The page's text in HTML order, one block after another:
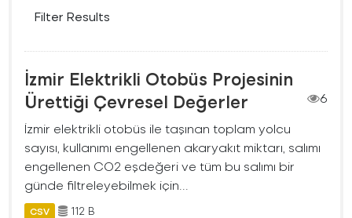
Filter Results
İzmir Elektrikli Otobüs Projesinin
Ürettiği Çevresel Değerler
6
İzmir elektrikli otobüs ile taşınan toplam yolcu
sayısı, kullanımı engellenen akaryakıt miktarı, salımı
engellenen CO2 eşdeğeri ve tüm bu salımı bir
günde filtreleyebilmek için...
CSV 112 B